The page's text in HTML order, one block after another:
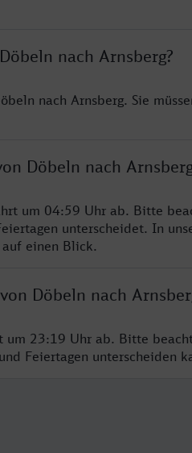
nach Arnsberg?
nach Arnsberg. Sie
Döbeln nach
um 04:59 Uhr ab. Bitte
unterscheidet. In
einen Blick.
Döbeln nach
23:19 Uhr ab. Bitte
Feiertagen unterscheiden